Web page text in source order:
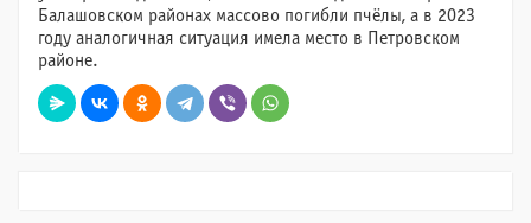
Балашовском районах массово погибли пчёлы, а в 2023
году аналогичная ситуация имела место в Петровском
районе.